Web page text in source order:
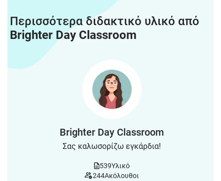
Περισσότερα διδακτικό υλικό από
Brighter Day Classroom
Brighter Day Classroom
Σας καλωσορίζω εγκάρδια!
539Υλικό
244Ακόλουθοι